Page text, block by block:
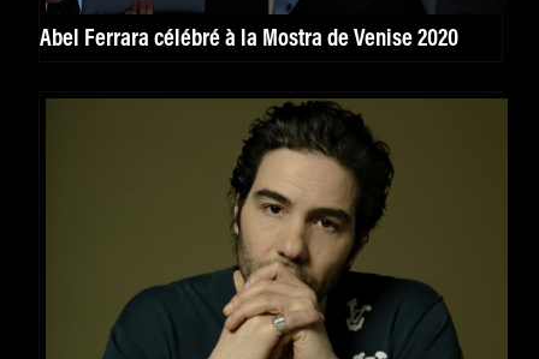
Abel Ferrara célébré à la Mostra de Venise 2020